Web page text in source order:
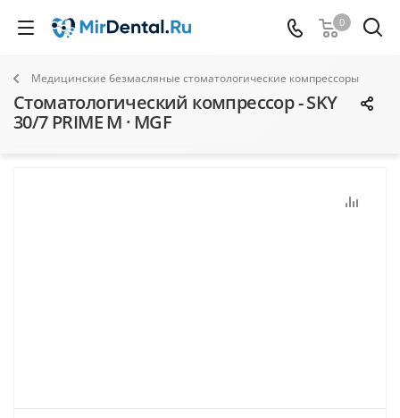
0
Медицинские безмасляные стоматологические компрессоры
Стоматологический компрессор - SKY
30/7 PRIME М · MGF